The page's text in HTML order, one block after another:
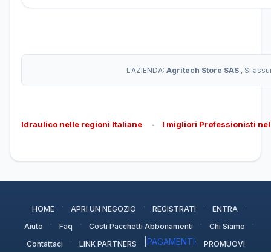
L'AZIENDA: Agritech Store SAS , Si
Idraulico nelle regioni Italiane - I migliori Professionisti
HOME · APRI UN NEGOZIO · REGISTRATI · ENTRA ·
Aiuto · Faq · Costi Pacchetti Abbonamenti · Chi Siamo ·
Contattaci · LINK PARTNERS PAGAMENTI· PROMUOVI